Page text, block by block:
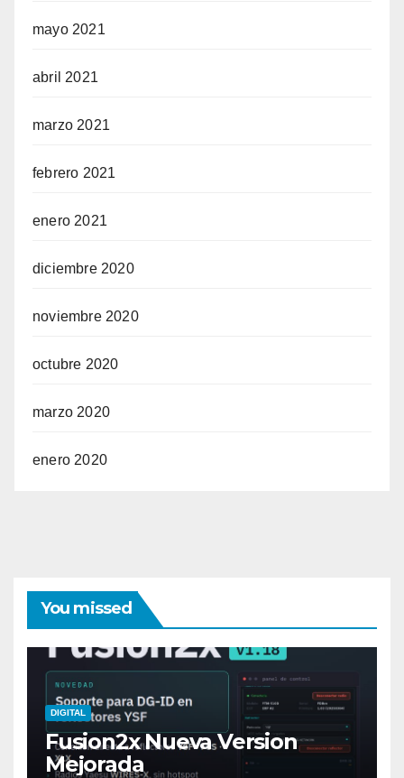
mayo 2021
abril 2021
marzo 2021
febrero 2021
enero 2021
diciembre 2020
noviembre 2020
octubre 2020
marzo 2020
enero 2020
You missed
DIGITAL
Fusion2x Nueva Version
Mejorada